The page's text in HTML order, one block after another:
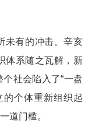
未有的冲击。辛亥
体系随之瓦解，新
社会陷入了“一盘
的个体重新组织起
道门槛。